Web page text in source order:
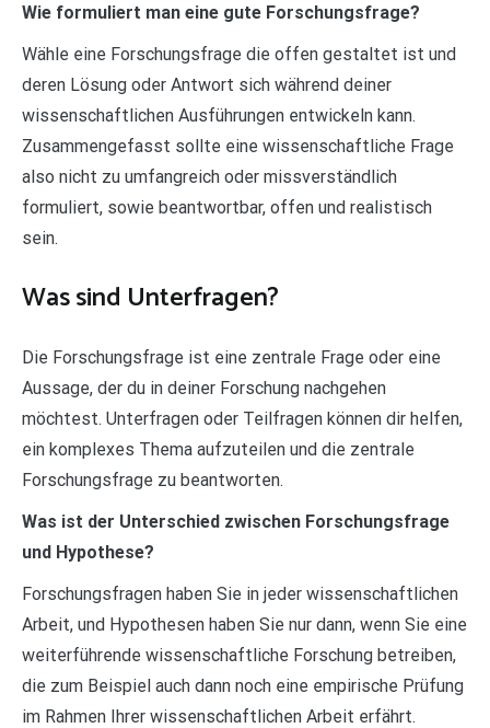
Wie formuliert man eine gute Forschungsfrage?
Wähle eine Forschungsfrage die offen gestaltet ist und
deren Lösung oder Antwort sich während deiner
wissenschaftlichen Ausführungen entwickeln kann.
Zusammengefasst sollte eine wissenschaftliche Frage
also nicht zu umfangreich oder missverständlich
formuliert, sowie beantwortbar, offen und realistisch
sein.
Was sind Unterfragen?
Die Forschungsfrage ist eine zentrale Frage oder eine
Aussage, der du in deiner Forschung nachgehen
möchtest. Unterfragen oder Teilfragen können dir helfen,
ein komplexes Thema aufzuteilen und die zentrale
Forschungsfrage zu beantworten.
Was ist der Unterschied zwischen Forschungsfrage
und Hypothese?
Forschungsfragen haben Sie in jeder wissenschaftlichen
Arbeit, und Hypothesen haben Sie nur dann, wenn Sie eine
weiterführende wissenschaftliche Forschung betreiben,
die zum Beispiel auch dann noch eine empirische Prüfung
im Rahmen Ihrer wissenschaftlichen Arbeit erfährt.